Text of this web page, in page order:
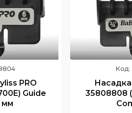
PRO
Guide
мм
35808808